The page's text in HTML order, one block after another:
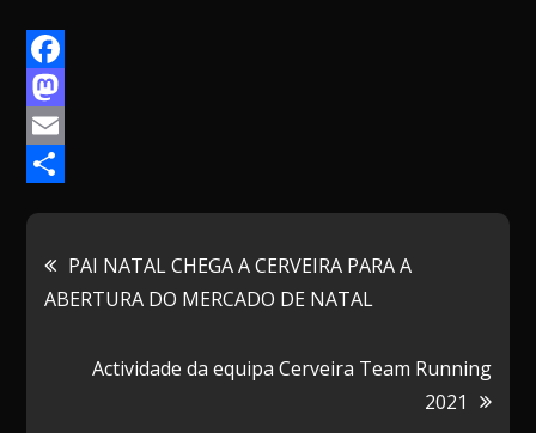
F
a
c
M
aE
Navegação
de
artigos
PAI NATAL CHEGA A CERVEIRA PARA A
ABERTURA DO MERCADO DE NATAL
Actividade da equipa Cerveira Team Running
2021